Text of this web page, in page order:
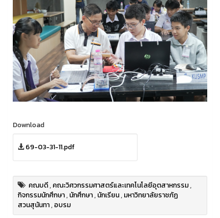
Download
69-03-31-11.pdf
คณบดี,คณะวิศวกรรมศาสตร์และเทคโนโลยีอุตสาหกรรม,
กิจกรรมนักศึกษา,นักศึกษา,นักเรียน,มหาวิทยาลัยราชภัฏ
สวนสุนันทา,อบรม